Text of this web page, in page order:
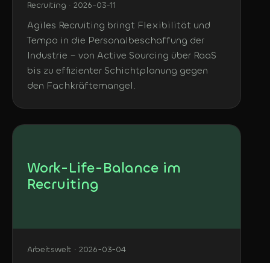
Recruiting · 2026-03-11
Agiles Recruiting bringt Flexibilität und
Tempo in die Personalbeschaffung der
Industrie – von Active Sourcing über RaaS
bis zu effizienter Schichtplanung gegen
den Fachkräftemangel.
Work-Life-Balance im
Recruiting
Arbeitswelt · 2026-03-04